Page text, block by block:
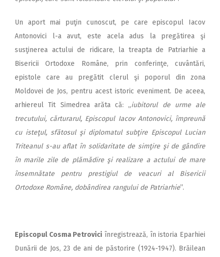
Un aport mai puţin cunoscut, pe care episcopul Iacov
Antonovici l-a avut, este acela adus la pregătirea şi
susţinerea actului de ridicare, la treapta de Patriarhie a
Bisericii Ortodoxe Române, prin conferinţe, cuvântări,
epistole care au pregătit clerul şi poporul din zona
Moldovei de Jos, pentru acest istoric eveniment. De aceea,
arhiereul Tit Simedrea arăta că: „iubitorul de urme ale
trecutului, cărturarul, Episcopul Iacov Antonovici, împreună
cu isteţul, sfătosul şi diplomatul subţire Episcopul Lucian
Triteanul s-au aflat în solidaritate de simţire şi de gândire
în marile zile de plămădire şi realizare a actului de mare
însemnătate pentru prestigiul de veacuri al Bisericii
Ortodoxe Române, dobândirea rangului de Patriarhie”.
Episcopul Cosma Petrovici înregistrează, în istoria Eparhiei
Dunării de Jos, 23 de ani de păstorire (1924-1947). Brăilean